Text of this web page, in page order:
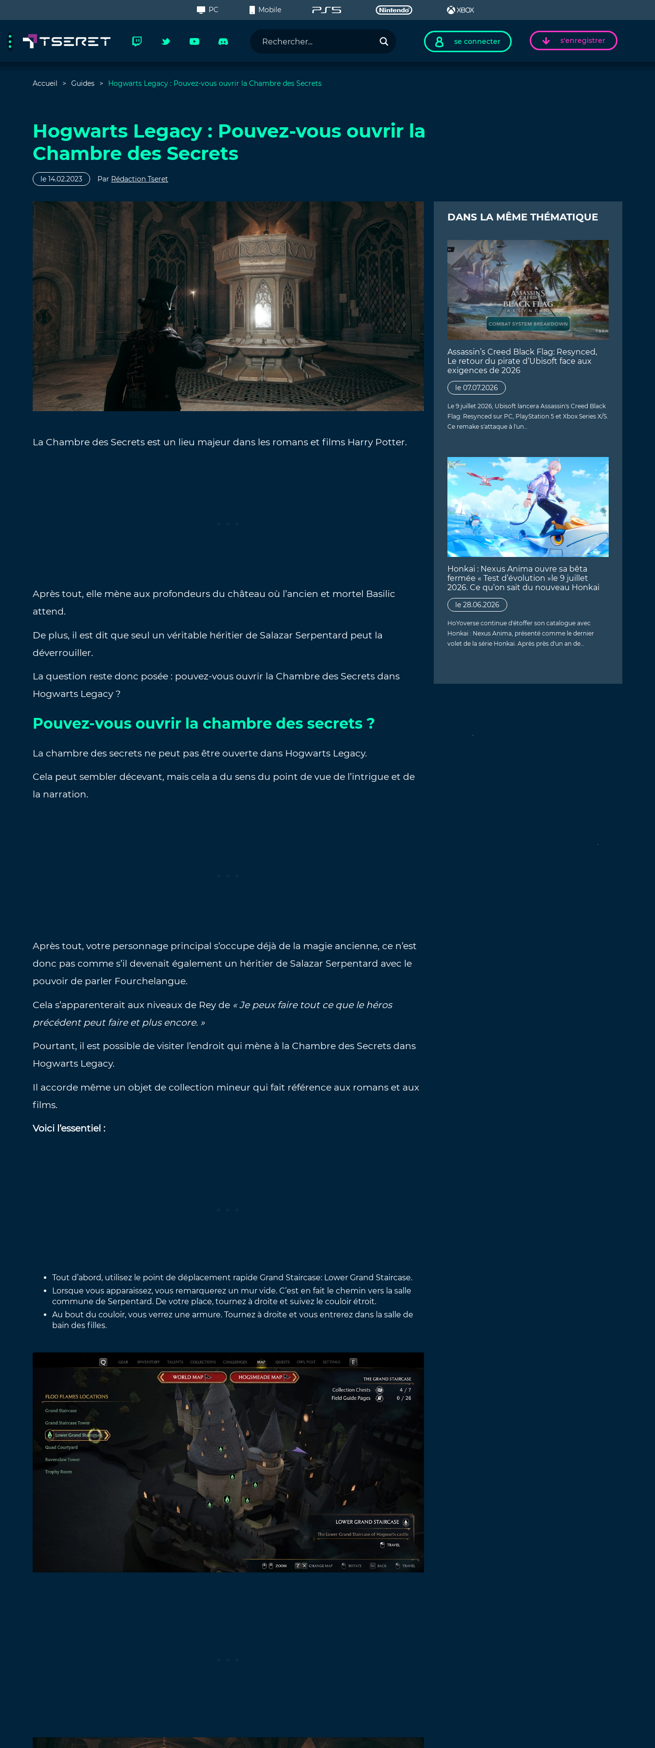
PC Mobile
se connecter s'enregistrer
Accueil Guides Hogwarts Legacy : Pouvez-vous ouvrir la Chambre des Secrets
Hogwarts Legacy : Pouvez-vous ouvrir la
Chambre des Secrets
le 14.02.2023 Par Rédaction Tseret
La Chambre des Secrets est un lieu majeur dans les romans et films Harry Potter.
Après tout, elle mène aux profondeurs du château où l’ancien et mortel Basilic
attend.
De plus, il est dit que seul un véritable héritier de Salazar Serpentard peut la
déverrouiller.
La question reste donc posée : pouvez-vous ouvrir la Chambre des Secrets dans
Hogwarts Legacy ?
Pouvez-vous ouvrir la chambre des secrets ?
La chambre des secrets ne peut pas être ouverte dans Hogwarts Legacy.
Cela peut sembler décevant, mais cela a du sens du point de vue de l’intrigue et de
la narration.
Après tout, votre personnage principal s’occupe déjà de la magie ancienne, ce n’est
donc pas comme s’il devenait également un héritier de Salazar Serpentard avec le
pouvoir de parler Fourchelangue.
Cela s’apparenterait aux niveaux de Rey de « Je peux faire tout ce que le héros
précédent peut faire et plus encore. »
Pourtant, il est possible de visiter l’endroit qui mène à la Chambre des Secrets dans
Hogwarts Legacy.
Il accorde même un objet de collection mineur qui fait référence aux romans et aux
films.
Voici l’essentiel :
Tout d’abord, utilisez le point de déplacement rapide Grand Staircase: Lower Grand Staircase.
Lorsque vous apparaissez, vous remarquerez un mur vide. C’est en fait le chemin vers la salle
commune de Serpentard. De votre place, tournez à droite et suivez le couloir étroit.
Au bout du couloir, vous verrez une armure. Tournez à droite et vous entrerez dans la salle de
bain des filles.
DANS LA MÊME THÉMATIQUE
Assassin’s Creed Black Flag: Resynced,
Le retour du pirate d’Ubisoft face aux
exigences de 2026
le 07.07.2026
Le 9 juillet 2026, Ubisoft lancera Assassin's Creed Black
Flag: Resynced sur PC, PlayStation 5 et Xbox Series X/S.
Ce remake s'attaque à l'un…
Honkai : Nexus Anima ouvre sa bêta
fermée « Test d’évolution »le 9 juillet
2026. Ce qu’on sait du nouveau Honkai
le 28.06.2026
HoYoverse continue d'étoffer son catalogue avec
Honkai : Nexus Anima, présenté comme le dernier
volet de la série Honkai. Après près d'un an de…